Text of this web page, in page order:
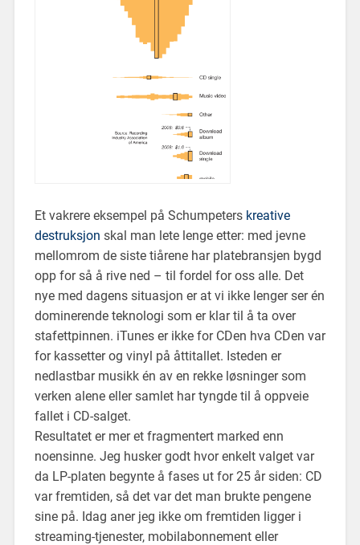
Et vakrere eksempel på Schumpeters kreative
destruksjon skal man lete lenge etter: med jevne
mellomrom de siste tiårene har platebransjen bygd
opp for så å rive ned – til fordel for oss alle. Det
nye med dagens situasjon er at vi ikke lenger ser én
dominerende teknologi som er klar til å ta over
stafettpinnen. iTunes er ikke for CDen hva CDen var
for kassetter og vinyl på åttitallet. Isteden er
nedlastbar musikk én av en rekke løsninger som
verken alene eller samlet har tyngde til å oppveie
fallet i CD-salget.
Resultatet er mer et fragmentert marked enn
noensinne. Jeg husker godt hvor enkelt valget var
da LP-platen begynte å fases ut for 25 år siden: CD
var fremtiden, så det var det man brukte pengene
sine på. Idag aner jeg ikke om fremtiden ligger i
streaming-tjenester, mobilabonnement eller